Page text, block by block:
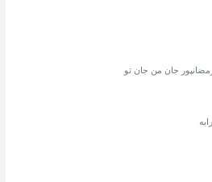
جان من جان تو